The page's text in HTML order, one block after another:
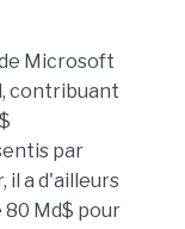
Microsoft
contribuant
par
il a d'ailleurs
80 Md$ pour